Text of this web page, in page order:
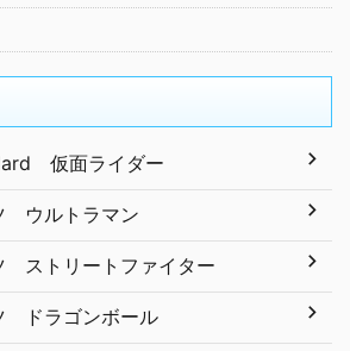
仮面ライダー
ウルトラマン
ストリートファイター
ドラゴンボール